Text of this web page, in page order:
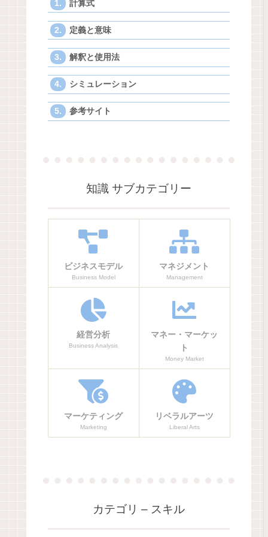
計算式
定義と意味
解釈と使用法
シミュレーション
参考サイト
知識 サブカテゴリー
ビジネスモデル
Business Model
マネジメント
Management
経営分析
Business Analysis
マネー・マーケッ
ト
Money Market
マーケティング
Marketing
リベラルアーツ
Liberal Arts
カテゴリ – スキル